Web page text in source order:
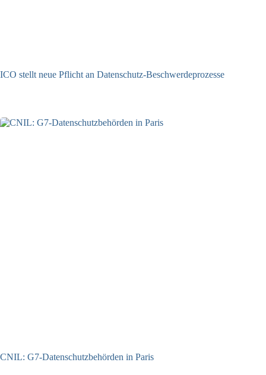
ICO stellt neue Pflicht an Datenschutz-Beschwerdeprozesse
CNIL: G7-Datenschutzbehörden in Paris